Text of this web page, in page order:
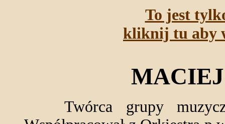
To jest
kliknij tu aby
Twórca grupy